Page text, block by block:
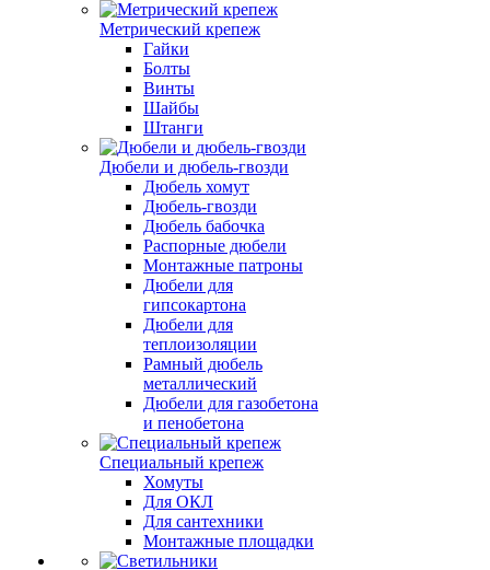
Метрический крепеж
Гайки
Болты
Винты
Шайбы
Штанги
Дюбели и дюбель-гвозди
Дюбель хомут
Дюбель-гвозди
Дюбель бабочка
Распорные дюбели
Монтажные патроны
Дюбели для
гипсокартона
Дюбели для
теплоизоляции
Рамный дюбель
металлический
Дюбели для газобетона
и пенобетона
Специальный крепеж
Хомуты
Для ОКЛ
Для сантехники
Монтажные площадки